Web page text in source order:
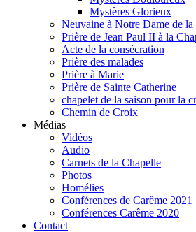
Mystères Glorieux
Neuvaine à Notre Dame de
Prière de Jean Paul II à la
Acte de la consécration
Prière des malades
Prière à Marie
Prière de Sainte Catherine
chapelet de la saison pour la
Chemin de Croix
Médias
Vidéos
Audio
Carnets de la Chapelle
Photos
Homélies
Conférences de Carême 2021
Conférences Carême 2020
Contact